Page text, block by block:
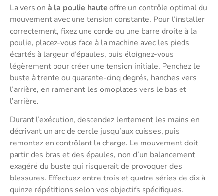
La version à la poulie haute offre un contrôle optimal du
mouvement avec une tension constante. Pour l’installer
correctement, fixez une corde ou une barre droite à la
poulie, placez-vous face à la machine avec les pieds
écartés à largeur d’épaules, puis éloignez-vous
légèrement pour créer une tension initiale. Penchez le
buste à trente ou quarante-cinq degrés, hanches vers
l’arrière, en ramenant les omoplates vers le bas et
l’arrière.
Durant l’exécution, descendez lentement les mains en
décrivant un arc de cercle jusqu’aux cuisses, puis
remontez en contrôlant la charge. Le mouvement doit
partir des bras et des épaules, non d’un balancement
exagéré du buste qui risquerait de provoquer des
blessures. Effectuez entre trois et quatre séries de dix à
quinze répétitions selon vos objectifs spécifiques.